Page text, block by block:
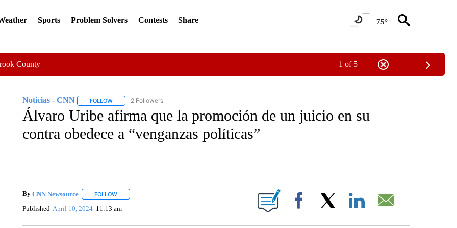
Sports Problem Solvers Contests Share 75°
County 1 of 5
Noticias - CNN FOLLOWFOLLOW "NOTICIAS - CNN" TO RECEIVE NOTIFICATIONS ABOUT NEW PAGES ON "NOTICIAS - CNN".
2 Followers
Álvaro Uribe afirma que la promoción de un juicio en su
contra obedece a “venganzas políticas”
By CNN Newsource FOLLOWFOLLOW "" TO RECEIVE NOTIFICATIONS ABOUT NEW PAGES ON "".
Published April 10, 2024 11:13 am Facebook